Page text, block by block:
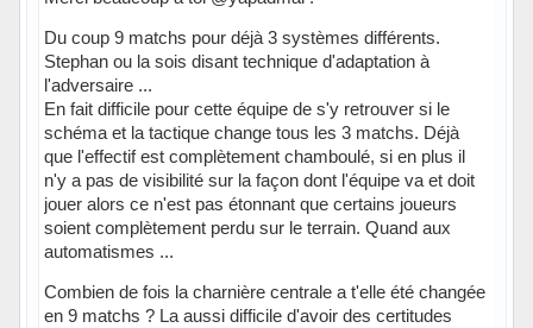
Du coup 9 matchs pour déjà 3 systèmes différents.
Stephan ou la sois disant technique d'adaptation à
l'adversaire ...
En fait difficile pour cette équipe de s'y retrouver si le
schéma et la tactique change tous les 3 matchs. Déjà
que l'effectif est complètement chamboulé, si en plus il
n'y a pas de visibilité sur la façon dont l'équipe va et doit
jouer alors ce n'est pas étonnant que certains joueurs
soient complètement perdu sur le terrain. Quand aux
automatismes ...
Combien de fois la charnière centrale a t'elle été changée
en 9 matchs ? La aussi difficile d'avoir des certitudes